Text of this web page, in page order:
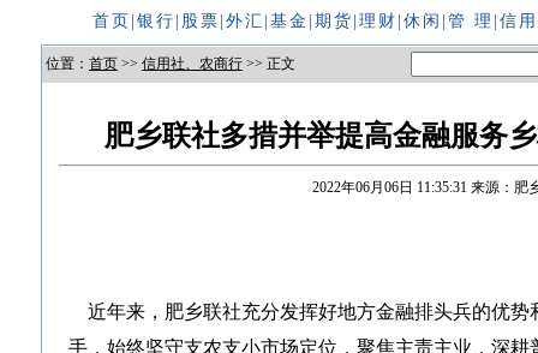
首页 银行 股票 外汇 基金 期货 理财 休闲 管 理 信
位置： 首页 >> 信用社、农商行 >> 正文
肥乡联社多措并举提高金融服务
2022年06月06日 11:35:31 来源：肥
近年来，肥乡联社充分发挥好地方金融排头兵的优势
手，始终坚守支农支小市场定位，聚焦主责主业，深